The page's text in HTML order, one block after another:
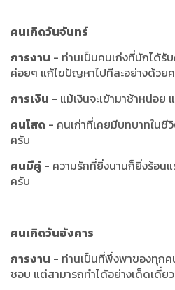
คนเกิดวันจันทร์
การงาน - ท่านเป็นคนเก่งที่มักได้รั
ค่อยๆ แก้ไขปัญหาไปทีละอย่างด้วย
การเงิน - แม้เงินจะเข้ามาช้าหน่อย
คนโสด - คนเก่าที่เคยมีบทบาทในชี
ครับ
คนมีคู่ - ความรักที่ยิ่งนานก็ยิ่งร้อน
ครับ
คนเกิดวันอังคาร
การงาน - ท่านเป็นที่พึ่งพาของทุกค
ชอบ แต่สามารถทำได้อย่างเด็ดเดี่ย